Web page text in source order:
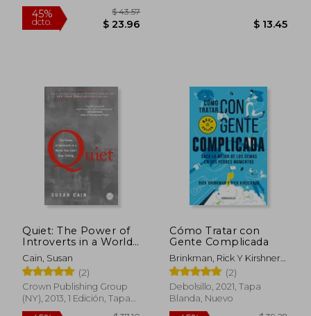
$ 26.69
Quiet: The Power of
Introverts in a World
That Can't Stop
Talking (en Inglés)
Cain, Susan
(2)
Crown Publishing Group
(NY), 2013, 1 Edición, Tapa
Blanda, Nuevo
Cómo Tratar con
Gente Complicada
Brinkman, Rick Y Kirshner,
Rick
(2)
Debolsillo, 2021, Tapa
Blanda, Nuevo